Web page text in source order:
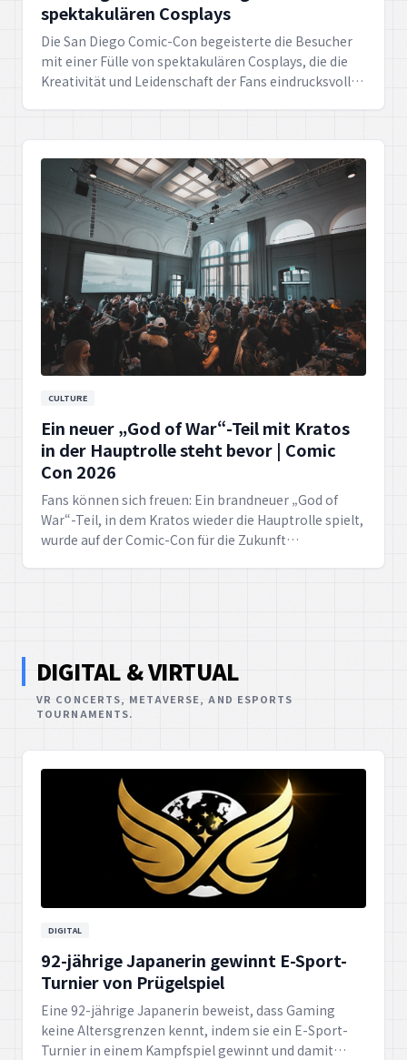
spektakulären Cosplays
Die San Diego Comic-Con begeisterte die Besucher
mit einer Fülle von spektakulären Cosplays, die die
Kreativität und Leidenschaft der Fans eindrucksvoll
CULTURE
Ein neuer „God of War“-Teil mit Kratos
in der Hauptrolle steht bevor | Comic
Con 2026
Fans können sich freuen: Ein brandneuer „God of
War“-Teil, in dem Kratos wieder die Hauptrolle spielt,
wurde auf der Comic-Con für die Zukunft
DIGITAL & VIRTUAL
VR CONCERTS, METAVERSE, AND ESPORTS
TOURNAMENTS.
DIGITAL
92-jährige Japanerin gewinnt E-Sport-
Turnier von Prügelspiel
Eine 92-jährige Japanerin beweist, dass Gaming
keine Altersgrenzen kennt, indem sie ein E-Sport-
Turnier in einem Kampfspiel gewinnt und damit